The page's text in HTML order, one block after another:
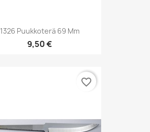
1326 Puukkoterä 69 Mm
9,50 €
favorite_border